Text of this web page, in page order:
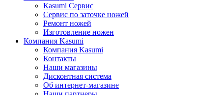
Кasumi Сервис
Сервис по заточке ножей
Ремонт ножей
Изготовление ножен
Компания Kasumi
Компания Kasumi
Контакты
Наши магазины
Дисконтная система
Об интернет-магазине